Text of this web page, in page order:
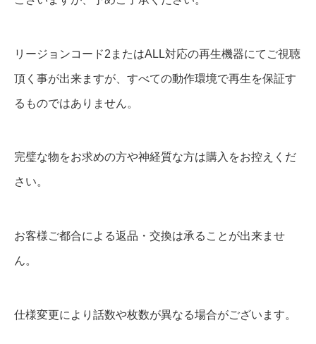
リージョンコード2またはALL対応の再生機器にてご視聴
頂く事が出来ますが、すべての動作環境で再生を保証す
るものではありません。
完璧な物をお求めの方や神経質な方は購入をお控えくだ
さい。
お客様ご都合による返品・交換は承ることが出来ませ
ん。
仕様変更により話数や枚数が異なる場合がございます。